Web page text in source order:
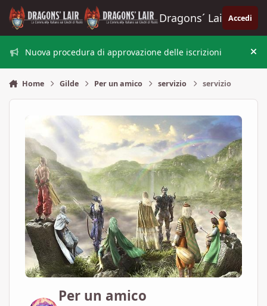
Vai al contenuto
Dragons´ Lair Accedi
Nuova procedura di approvazione delle iscrizioni
Home Gilde Per un amico servizio servizio
Per un amico